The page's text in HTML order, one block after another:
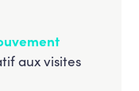
aux visites